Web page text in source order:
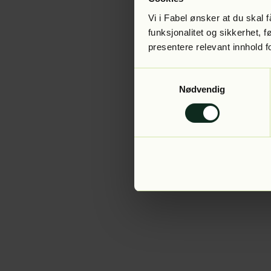
Vi i Fabel ønsker at du skal
funksjonalitet og sikkerhet,
presentere relevant innhold
Nødvendig
Application